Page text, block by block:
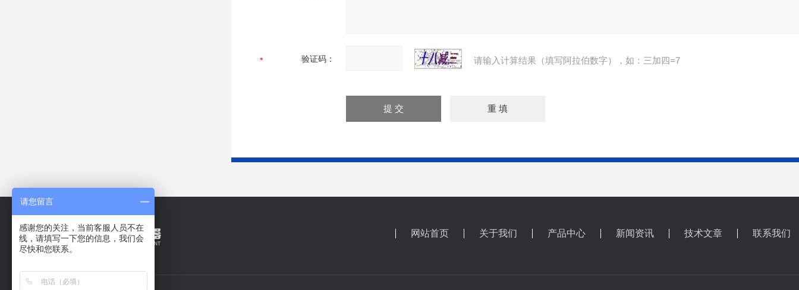
验证码： 请输入计算结果（填写阿拉伯数字），如：三加四=7
网站首页 关于我们 产品中心 新闻资讯 技术文章 联系我们
请您留言
感谢您的关注，当前客服人员不在
线，请填写一下您的信息，我们会
尽快和您联系。